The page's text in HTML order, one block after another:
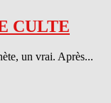
CULTE
un vrai. Après...